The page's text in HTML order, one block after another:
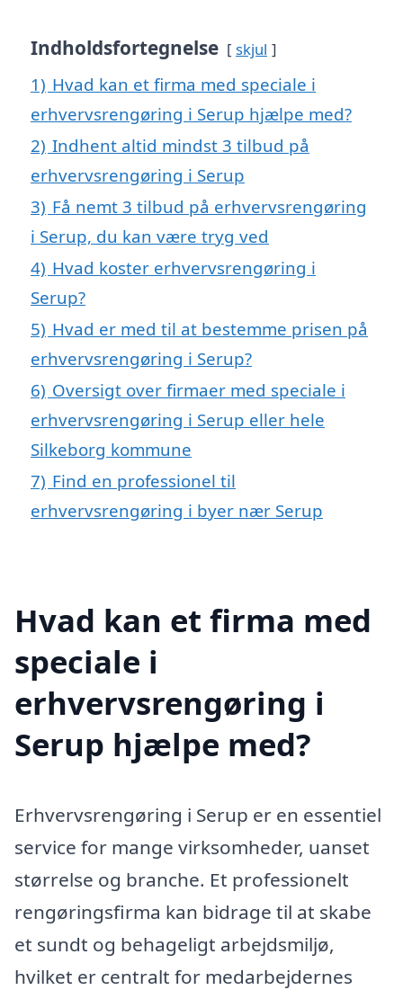
Indholdsfortegnelse skjul
1) Hvad kan et firma med speciale i
erhvervsrengøring i Serup hjælpe med?
2) Indhent altid mindst 3 tilbud på
erhvervsrengøring i Serup
3) Få nemt 3 tilbud på erhvervsrengøring
i Serup, du kan være tryg ved
4) Hvad koster erhvervsrengøring i
Serup?
5) Hvad er med til at bestemme prisen på
erhvervsrengøring i Serup?
6) Oversigt over firmaer med speciale i
erhvervsrengøring i Serup eller hele
Silkeborg kommune
7) Find en professionel til
erhvervsrengøring i byer nær Serup
Hvad kan et firma med
speciale i
erhvervsrengøring i
Serup hjælpe med?
Erhvervsrengøring i Serup er en essentiel
service for mange virksomheder, uanset
størrelse og branche. Et professionelt
rengøringsfirma kan bidrage til at skabe
et sundt og behageligt arbejdsmiljø,
hvilket er centralt for medarbejdernes